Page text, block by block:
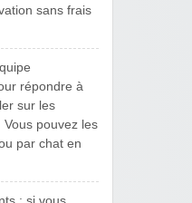
sans frais
répondre à
sur les
pouvez les
par chat en